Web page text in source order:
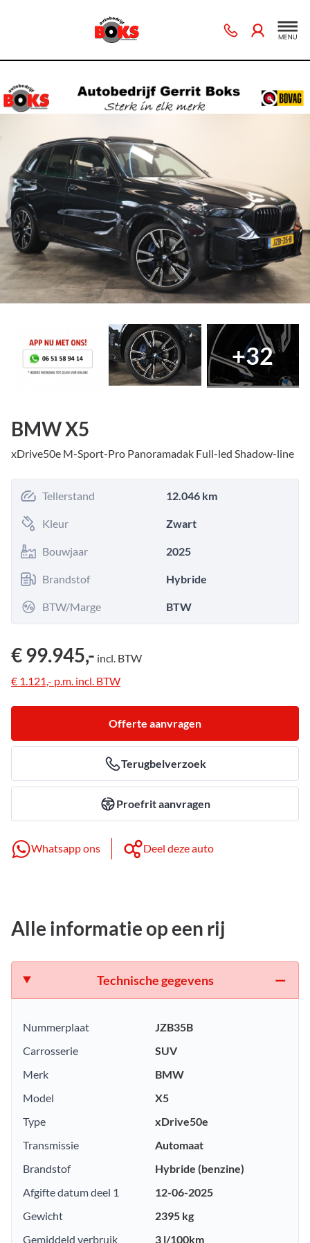
+32
BMW X5
xDrive50e M-Sport-Pro Panoramadak Full-led Shadow-line
Tellerstand 12.046 km
Kleur Zwart
Bouwjaar 2025
Brandstof Hybride
BTW/Marge BTW
€ 99.945,- incl. BTW
€ 1.121,- p.m. incl. BTW
Offerte aanvragen
Terugbelverzoek
Proefrit aanvragen
Whatsapp ons Deel deze auto
Alle informatie op een rij
Technische gegevens
Nummerplaat
JZB35B
Carrosserie
SUV
Merk
BMW
Model
X5
Type
xDrive50e
Transmissie
Automaat
Brandstof
Hybride (benzine)
Afgifte datum deel 1
12-06-2025
Gewicht
2395 kg
Gemiddeld verbruik
3 l/100km